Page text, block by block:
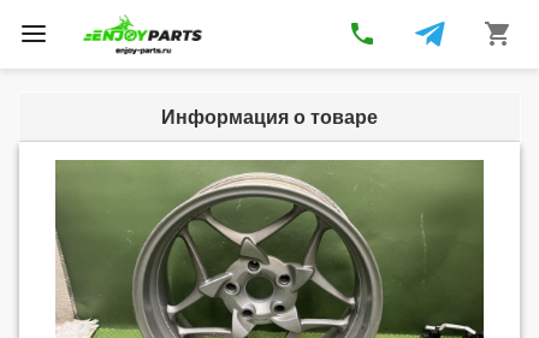
Toggle
navigation
phone shopping_cart
Информация о товаре